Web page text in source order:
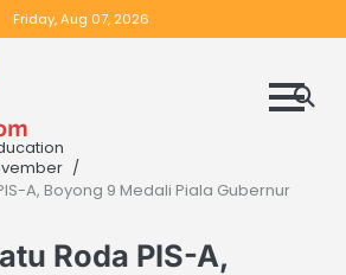
Friday, Aug 07, 2026
A, Boyong 9 Medali Piala Gubernur
Roda PIS-A,